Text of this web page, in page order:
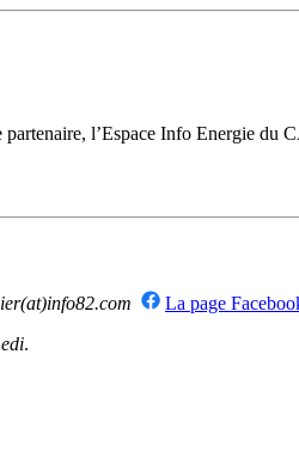
l’Espace Info Energie
La page
.